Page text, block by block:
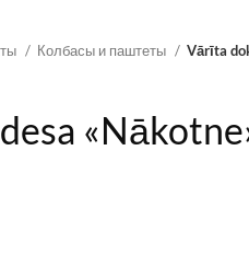
Колбасы и паштеты Vārīta